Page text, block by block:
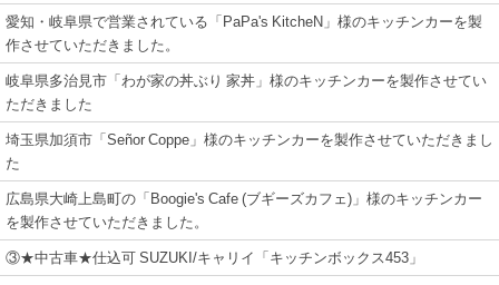
愛知・岐阜県で営業されている「PaPa's KitcheN」様のキッチンカーを製
作させていただきました。
岐阜県多治見市「わが家の丼ぶり 家丼」様のキッチンカーを製作させてい
ただきました
埼玉県加須市「Señor Coppe」様のキッチンカーを製作させていただきまし
た
広島県大崎上島町の「Boogie's Cafe (ブギーズカフェ)」様のキッチンカー
を製作させていただきました。
③★中古車★仕込可 SUZUKI/キャリイ「キッチンボックス453」